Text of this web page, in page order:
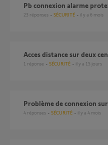
pb connexion alarme
23 réponses SÉCURITÉ il y a 6 mois
Acces distance sur deux
1 réponse SÉCURITÉ il y a 15 jours
problème de connexion
4 réponses SÉCURITÉ il y a 4 mois